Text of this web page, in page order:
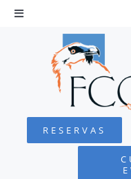
Saltar
Toggle
Navigation
QUEBRANTAHUESOS
FUNDACIÓN
RESERVAS